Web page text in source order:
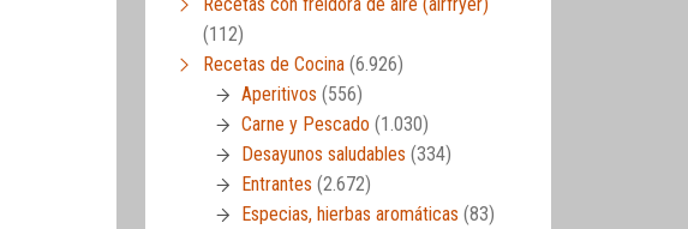
(112)
Recetas de Cocina (6.926)
Aperitivos (556)
Carne y Pescado (1.030)
Desayunos saludables (334)
Entrantes (2.672)
Especias, hierbas aromáticas (83)